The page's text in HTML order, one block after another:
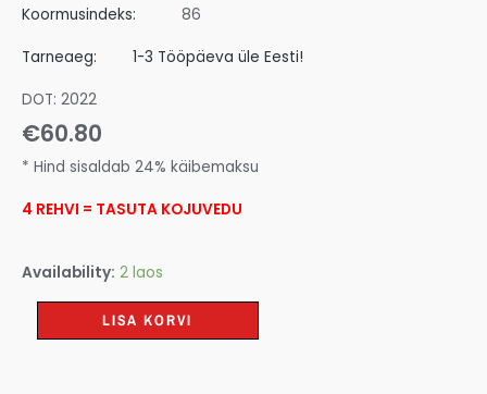
Koormusindeks: 86
Tarneaeg: 1-3 Tööpäeva üle Eesti!
DOT: 2022
€60.80
* Hind sisaldab 24% käibemaksu
4 REHVI = TASUTA KOJUVEDU
Availability: 2 laos
LISA KORVI